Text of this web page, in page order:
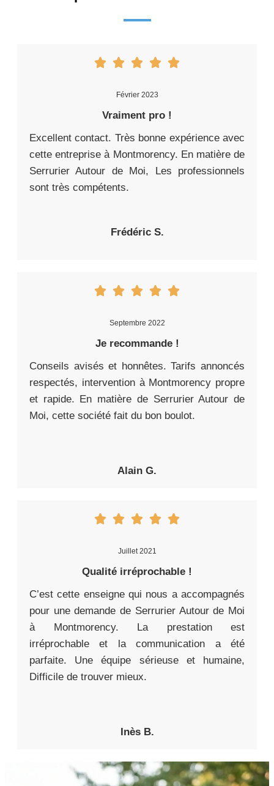
Février 2023
Vraiment pro !
Excellent contact. Très bonne expérience avec
cette entreprise à Montmorency. En matière de
Serrurier Autour de Moi, Les professionnels
sont très compétents.
Frédéric S.
Septembre 2022
Je recommande !
Conseils avisés et honnêtes. Tarifs annoncés
respectés, intervention à Montmorency propre
et rapide. En matière de Serrurier Autour de
Moi, cette société fait du bon boulot.
Alain G.
Juillet 2021
Qualité irréprochable !
C’est cette enseigne qui nous a accompagnés
pour une demande de Serrurier Autour de Moi
à Montmorency. La prestation est
irréprochable et la communication a été
parfaite. Une équipe sérieuse et humaine,
Difficile de trouver mieux.
Inès B.